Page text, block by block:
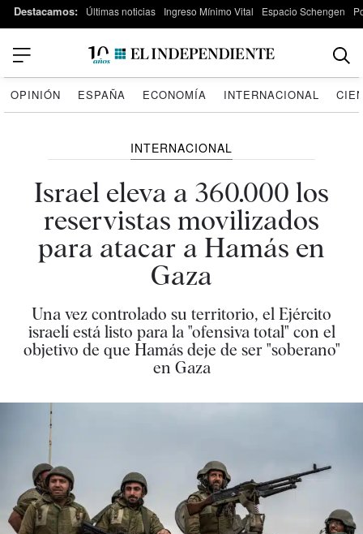
Destacamos: Últimas noticias Ingreso Mínimo Vital Espacio Schengen
OPINIÓN ESPAÑA ECONOMÍA INTERNACIONAL
INTERNACIONAL
Israel eleva a 360.000 los
reservistas movilizados
para atacar a Hamás en
Gaza
Una vez controlado su territorio, el Ejército
israelí está listo para la "ofensiva total" con el
objetivo de que Hamás deje de ser "soberano"
en Gaza